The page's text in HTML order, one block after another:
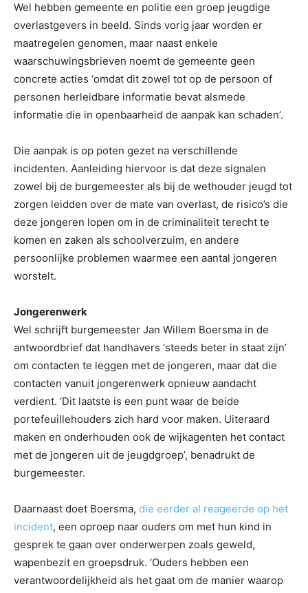
Wel hebben gemeente en politie een groep jeugdige
overlastgevers in beeld. Sinds vorig jaar worden er
maatregelen genomen, maar naast enkele
waarschuwingsbrieven noemt de gemeente geen
concrete acties ‘omdat dit zowel tot op de persoon of
personen herleidbare informatie bevat alsmede
informatie die in openbaarheid de aanpak kan schaden’.
Die aanpak is op poten gezet na verschillende
incidenten. Aanleiding hiervoor is dat deze signalen
zowel bij de burgemeester als bij de wethouder jeugd tot
zorgen leidden over de mate van overlast, de risico’s die
deze jongeren lopen om in de criminaliteit terecht te
komen en zaken als schoolverzuim, en andere
persoonlijke problemen waarmee een aantal jongeren
worstelt.
Jongerenwerk
Wel schrijft burgemeester Jan Willem Boersma in de
antwoordbrief dat handhavers ‘steeds beter in staat zijn’
om contacten te leggen met de jongeren, maar dat die
contacten vanuit jongerenwerk opnieuw aandacht
verdient. ‘Dit laatste is een punt waar de beide
portefeuillehouders zich hard voor maken. Uiteraard
maken en onderhouden ook de wijkagenten het contact
met de jongeren uit de jeugdgroep’, benadrukt de
burgemeester.
Daarnaast doet Boersma, die eerder al reageerde op het
incident, een oproep naar ouders om met hun kind in
gesprek te gaan over onderwerpen zoals geweld,
wapenbezit en groepsdruk. ‘Ouders hebben een
verantwoordelijkheid als het gaat om de manier waarop